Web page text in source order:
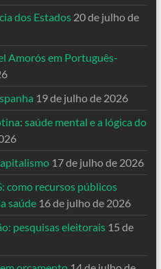
dos Estados 20 de julho de
Amorós em Português-
19 de julho de 2026
saúde mental e a lógica do
17 de julho de 2026
como recursos públicos
saúde 16 de julho de 2026
pesquisas eleitorais 15 de